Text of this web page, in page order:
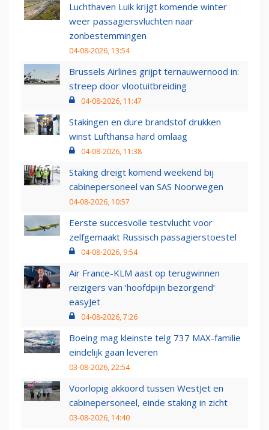
Luchthaven Luik krijgt komende winter
weer passagiersvluchten naar
zonbestemmingen
04-08-2026, 13:54
Brussels Airlines grijpt ternauwernood in:
streep door vlootuitbreiding
04-08-2026, 11:47
Stakingen en dure brandstof drukken
winst Lufthansa hard omlaag
04-08-2026, 11:38
Staking dreigt komend weekend bij
cabinepersoneel van SAS Noorwegen
04-08-2026, 10:57
Eerste succesvolle testvlucht voor
zelfgemaakt Russisch passagierstoestel
04-08-2026, 9:54
Air France-KLM aast op terugwinnen
reizigers van ‘hoofdpijn bezorgend’
easyJet
04-08-2026, 7:26
Boeing mag kleinste telg 737 MAX-familie
eindelijk gaan leveren
03-08-2026, 22:54
Voorlopig akkoord tussen WestJet en
cabinepersoneel, einde staking in zicht
03-08-2026, 14:40